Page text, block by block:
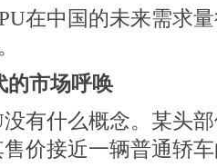
在中国的未来需求
的市场呼唤
没有什么概念。某头
价接近一辆普通轿